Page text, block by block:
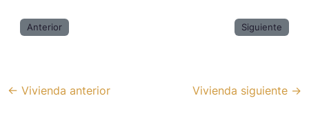
Anterior Siguiente
← Vivienda anterior Vivienda siguiente →